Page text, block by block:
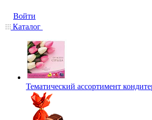
Войти
Каталог
Тематический ассортимент